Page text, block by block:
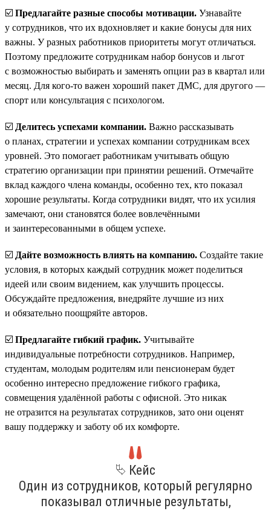
☑️ Предлагайте разные способы мотивации. Узнавайте
у сотрудников, что их вдохновляет и какие бонусы для них
важны. У разных работников приоритеты могут отличаться.
Поэтому предложите сотрудникам набор бонусов и льгот
с возможностью выбирать и заменять опции раз в квартал или
месяц. Для кого-то важен хороший пакет ДМС, для другого —
спорт или консультация с психологом.
☑️ Делитесь успехами компании. Важно рассказывать
о планах, стратегии и успехах компании сотрудникам всех
уровней. Это помогает работникам учитывать общую
стратегию организации при принятии решений. Отмечайте
вклад каждого члена команды, особенно тех, кто показал
хорошие результаты. Когда сотрудники видят, что их усилия
замечают, они становятся более вовлечёнными
и заинтересованными в общем успехе.
☑️ Дайте возможность влиять на компанию. Создайте такие
условия, в которых каждый сотрудник может поделиться
идеей или своим видением, как улучшить процессы.
Обсуждайте предложения, внедряйте лучшие из них
и обязательно поощряйте авторов.
☑️ Предлагайте гибкий график. Учитывайте
индивидуальные потребности сотрудников. Например,
студентам, молодым родителям или пенсионерам будет
особенно интересно предложение гибкого графика,
совмещения удалённой работы с офисной. Это никак
не отразится на результатах сотрудников, зато они оценят
вашу поддержку и заботу об их комфорте.
⮱ Кейс
Один из сотрудников, который регулярно
показывал отличные результаты,